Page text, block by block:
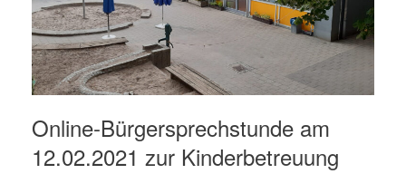
Online-Bürgersprechstunde am
12.02.2021 zur Kinderbetreuung